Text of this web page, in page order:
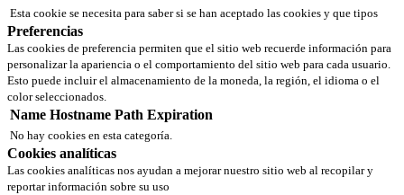
Esta cookie se necesita para saber si se han aceptado las cookies y que tipos
Preferencias
Las cookies de preferencia permiten que el sitio web recuerde información para
personalizar la apariencia o el comportamiento del sitio web para cada usuario.
Esto puede incluir el almacenamiento de la moneda, la región, el idioma o el
color seleccionados.
Name Hostname Path Expiration
No hay cookies en esta categoría.
Cookies analíticas
Las cookies analíticas nos ayudan a mejorar nuestro sitio web al recopilar y
reportar información sobre su uso